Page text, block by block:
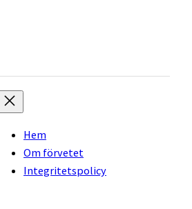
Hem
Om förvetet
Integritetspolicy